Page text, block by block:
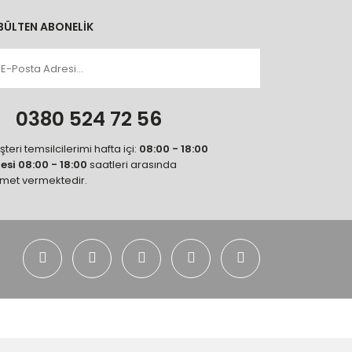
ABONELİK
0380 524 72 56
temsilcilerimi hafta içi: 08:00 - 18:00
08:00 - 18:00 saatleri arasında
vermektedir.